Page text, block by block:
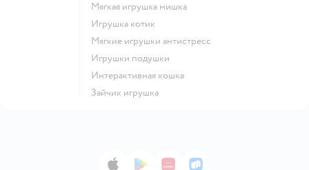
Мягкая игрушка мишка
Игрушка котик
Мягкие игрушки антистресс
Игрушки подушки
Интерактивная кошка
Зайчик игрушка